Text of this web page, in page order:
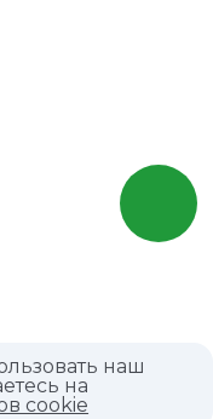
наш
на
cookie